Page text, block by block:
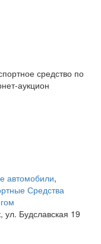
средство по
аукцион
автомобили,
Средства
ул. Будславская 19